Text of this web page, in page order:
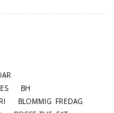
BH
BLOMMIG FREDAG